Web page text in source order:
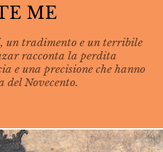
ME
un tradimento e un terribile
racconta la perdita
e una precisione che hanno
Novecento.